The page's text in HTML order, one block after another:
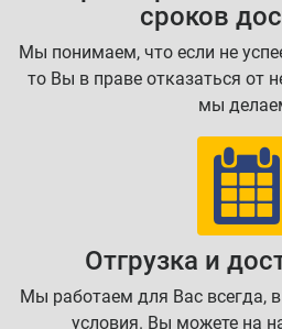
сроков
Мы понимаем, что если не
то Вы в праве отказаться от
мы
Отгрузка и
Мы работаем для Вас всегда,
условия. Вы можете на